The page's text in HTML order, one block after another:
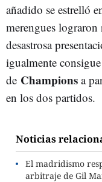
añadido se estrelló
merengues lograron
desastrosa
igualmente
de Champions a
en los dos partidos.
Noticias
El madridismo
arbitraje de Gil